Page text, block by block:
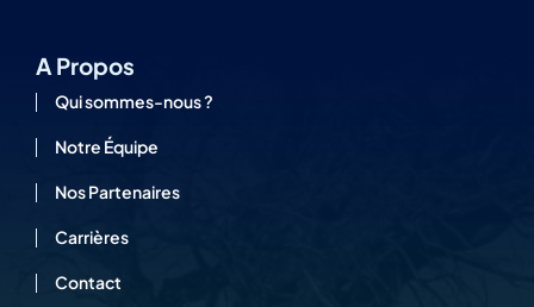
A Propos
Qui sommes-nous ?
Notre Équipe
Nos Partenaires
Carrières
Contact